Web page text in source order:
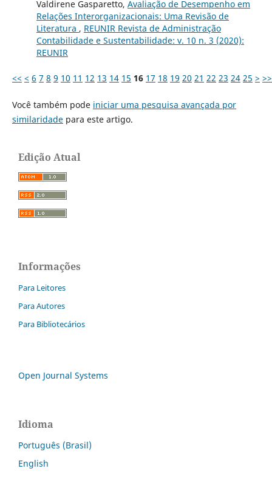
Valdirene Gasparetto, Avaliação de Desempenho em
Relações Interorganizacionais: Uma Revisão de
Literatura , REUNIR Revista de Administração
Contabilidade e Sustentabilidade: v. 10 n. 3 (2020):
REUNIR
<< < 6 7 8 9 10 11 12 13 14 15 16 17 18 19 20 21 22 23 24 25 > >>
Você também pode iniciar uma pesquisa avançada por
similaridadepara este artigo.
Edição Atual
Informações
Para Leitores
Para Autores
Para Bibliotecários
Open Journal Systems
Idioma
Português (Brasil)
English